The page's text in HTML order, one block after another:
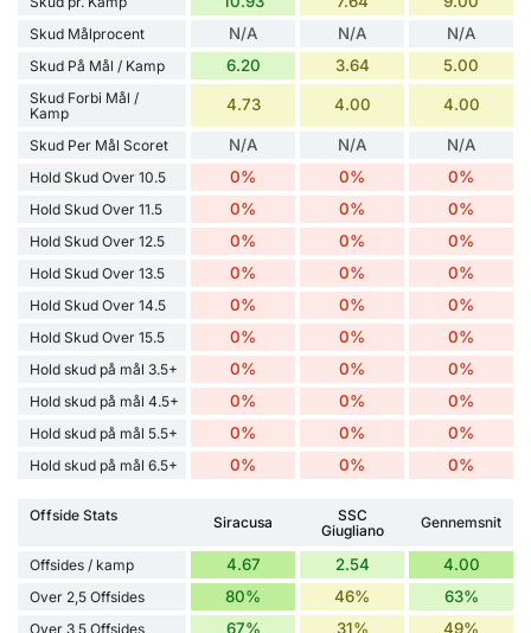
Skud Målprocent N/A N/A N/A
Skud På Mål / Kamp 6.20 3.64 5.00
Skud Forbi Mål /
Kamp
4.73 4.00 4.00
Skud Per Mål Scoret N/A N/A N/A
Hold Skud Over 10.5 0% 0% 0%
Hold Skud Over 11.5 0% 0% 0%
Hold Skud Over 12.5 0% 0% 0%
Hold Skud Over 13.5 0% 0% 0%
Hold Skud Over 14.5 0% 0% 0%
Hold Skud Over 15.5 0% 0% 0%
Hold skud på mål 3.5+ 0% 0% 0%
Hold skud på mål 4.5+ 0% 0% 0%
Hold skud på mål 5.5+ 0% 0% 0%
Hold skud på mål 6.5+ 0% 0% 0%
Offside Stats Siracusa
SSC
Giugliano
Gennemsnit
Offsides / kamp 4.67 2.54 4.00
Over 2,5 Offsides 80% 46% 63%
Over 3,5 Offsides 67% 31% 49%